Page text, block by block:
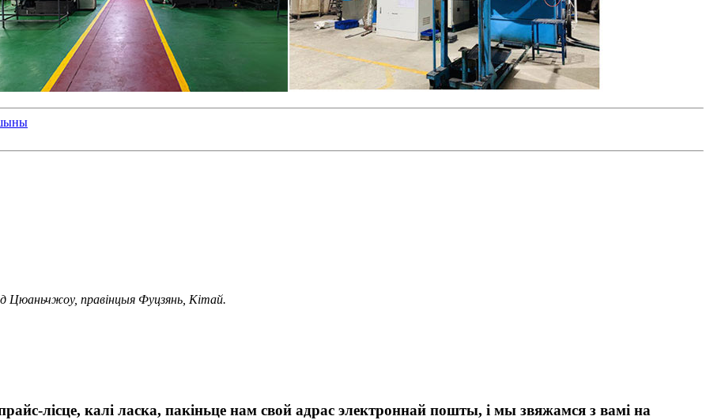
Цюаньчжоу, правінцыя Фуцзянь, Кітай.
лісце, калі ласка, пакіньце нам свой адрас электроннай пошты, і мы звяжамся з вамі на